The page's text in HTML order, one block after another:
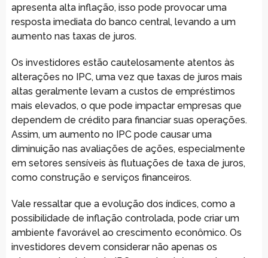
apresenta alta inflação, isso pode provocar uma
resposta imediata do banco central, levando a um
aumento nas taxas de juros.
Os investidores estão cautelosamente atentos às
alterações no IPC, uma vez que taxas de juros mais
altas geralmente levam a custos de empréstimos
mais elevados, o que pode impactar empresas que
dependem de crédito para financiar suas operações.
Assim, um aumento no IPC pode causar uma
diminuição nas avaliações de ações, especialmente
em setores sensíveis às flutuações de taxa de juros,
como construção e serviços financeiros.
Vale ressaltar que a evolução dos índices, como a
possibilidade de inflação controlada, pode criar um
ambiente favorável ao crescimento econômico. Os
investidores devem considerar não apenas os